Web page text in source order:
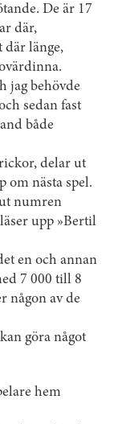
De är 17
där,
där länge,
jag behövde
sedan fast
både
delar ut
om nästa spel.
numren
upp »Bertil
en och annan
7 000 till 8
någon av de
göra något
hem